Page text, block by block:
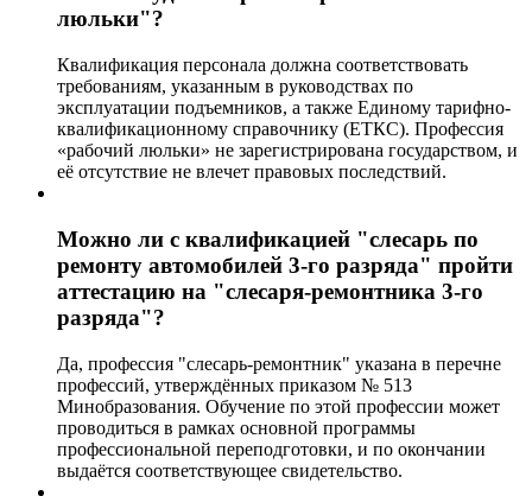
люльки"?
Квалификация персонала должна соответствовать
требованиям, указанным в руководствах по
эксплуатации подъемников, а также Единому тарифно-
квалификационному справочнику (ЕТКС). Профессия
«рабочий люльки» не зарегистрирована государством, и
её отсутствие не влечет правовых последствий.
Можно ли с квалификацией "слесарь по
ремонту автомобилей 3-го разряда" пройти
аттестацию на "слесаря-ремонтника 3-го
разряда"?
Да, профессия "слесарь-ремонтник" указана в перечне
профессий, утверждённых приказом № 513
Минобразования. Обучение по этой профессии может
проводиться в рамках основной программы
профессиональной переподготовки, и по окончании
выдаётся соответствующее свидетельство.